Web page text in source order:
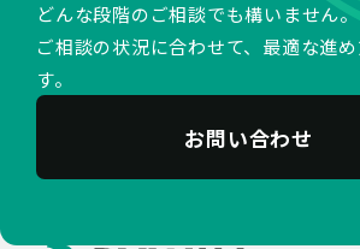
どんな段階のご相談でも構いません。
ご相談の状況に合わせて、最適な進
す。
お問い合わせ